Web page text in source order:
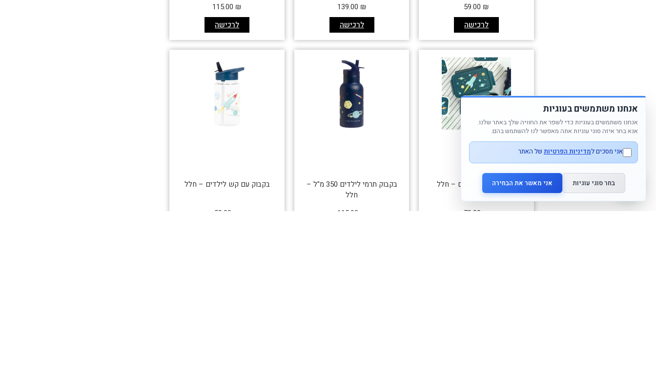
לרכישה
59.00 ₪
לרכישה
139.00 ₪
לרכישה
115.00 ₪
קופסת בנטו לילדים – חלל
79.00
בקבוק תרמי לילדים 350 מ"ל –
חלל
115.00
בקבוק עם קש לילדים – חלל
59.00
אנחנו משתמשים בעוגיות
אנחנו משתמשים בעוגיות כדי לשפר את החוויה שלך באתר שלנו.
אנא בחר איזה סוגי עוגיות אתה מאפשר לנו להשתמש בהם.
אני מסכים למדיניות הפרטיות של האתר
בחר סוגי עוגיות אני מאשר את הבחירה